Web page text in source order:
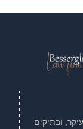
ובתיקים